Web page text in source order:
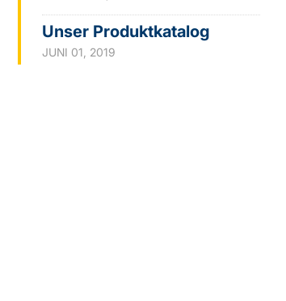
Unser Produktkatalog
JUNI 01, 2019